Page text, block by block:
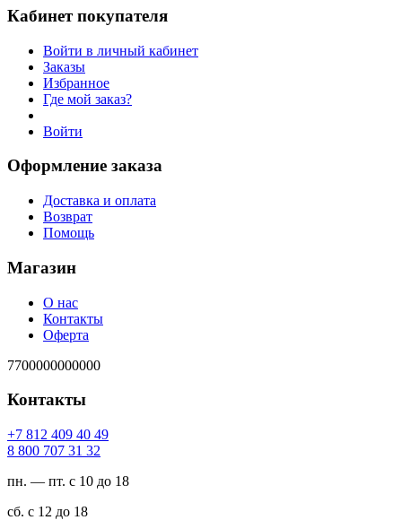
Кабинет покупателя
Войти в личный кабинет
Заказы
Избранное
Где мой заказ?
Войти
Оформление заказа
Доставка и оплата
Возврат
Помощь
Магазин
О нас
Контакты
Оферта
7700000000000
Контакты
94 04 904 218 7+
23 13 707 008 8
пн. — пт. с 10 до 18
сб. с 12 до 18